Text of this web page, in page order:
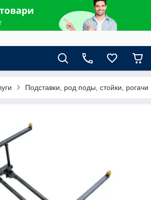
Подставки, род поды, стойки, рогачи